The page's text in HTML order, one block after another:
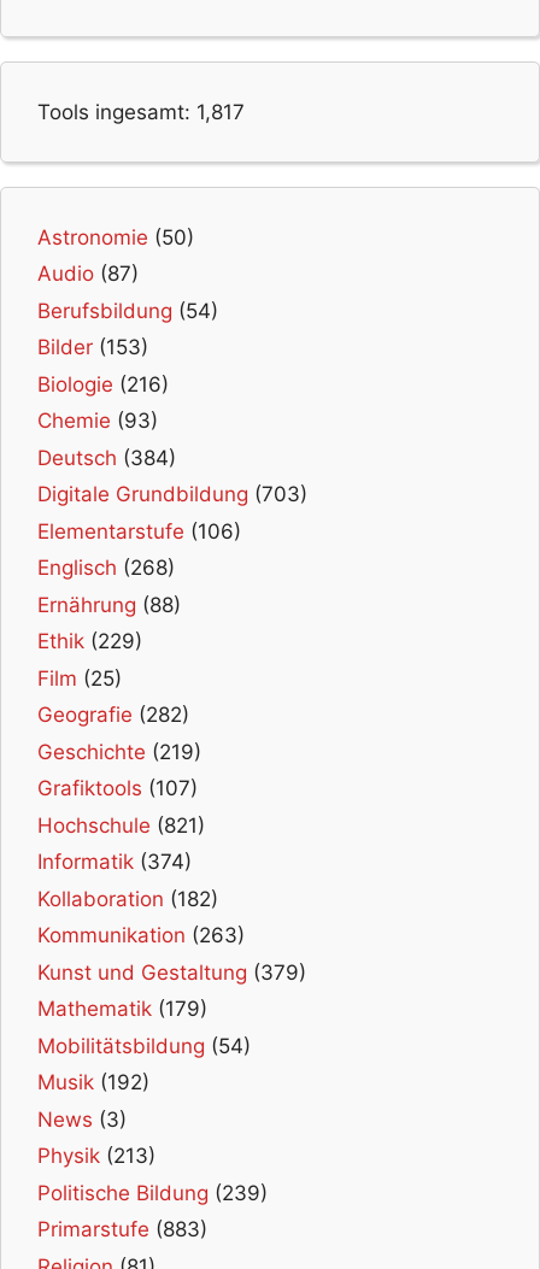
Tools ingesamt: 1,817
Astronomie (50)
Audio (87)
Berufsbildung (54)
Bilder (153)
Biologie (216)
Chemie (93)
Deutsch (384)
Digitale Grundbildung (703)
Elementarstufe (106)
Englisch (268)
Ernährung (88)
Ethik (229)
Film (25)
Geografie (282)
Geschichte (219)
Grafiktools (107)
Hochschule (821)
Informatik (374)
Kollaboration (182)
Kommunikation (263)
Kunst und Gestaltung (379)
Mathematik (179)
Mobilitätsbildung (54)
Musik (192)
News (3)
Physik (213)
Politische Bildung (239)
Primarstufe (883)